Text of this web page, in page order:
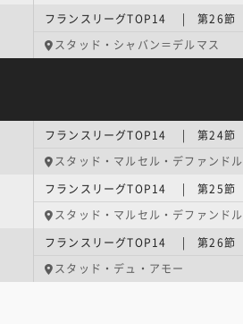
フランスリーグTOP14 | 第26節
スタッド・シャバン＝デルマス
フランスリーグTOP14 | 第24節
スタッド・マルセル・デファンドル
フランスリーグTOP14 | 第25節
スタッド・マルセル・デファンドル
フランスリーグTOP14 | 第26節
スタッド・デュ・アモー